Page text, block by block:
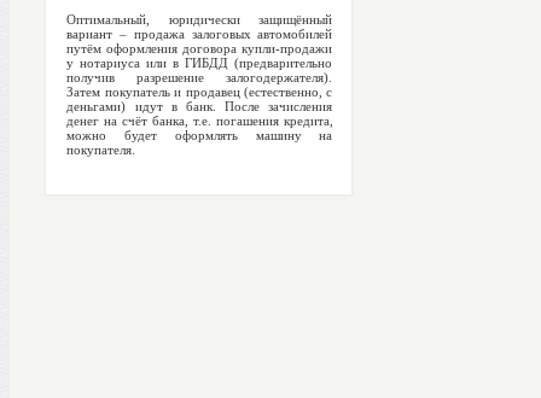
Оптимальный, юридически защищённый
вариант – продажа залоговых автомобилей
путём оформления договора купли-продажи
у нотариуса или в ГИБДД (предварительно
получив разрешение залогодержателя).
Затем покупатель и продавец (естественно, с
деньгами) идут в банк. После зачисления
денег на счёт банка, т.е. погашения кредита,
можно будет оформлять машину на
покупателя.